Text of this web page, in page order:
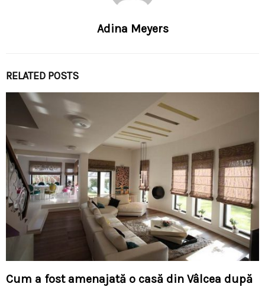
Adina Meyers
RELATED POSTS
Cum a fost amenajată o casă din Vâlcea după